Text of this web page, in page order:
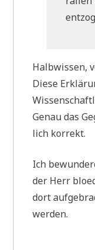
Halb­wis­sen,
Die­se
Genau das
lich korrekt.
Ich
der Herr
dort
werden.